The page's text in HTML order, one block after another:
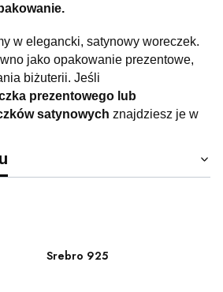
w elegancki, satynowy woreczek.
jako opakowanie prezentowe,
biżuterii. Jeśli
prezentowego lub
satynowych znajdziesz je w
Srebro 925